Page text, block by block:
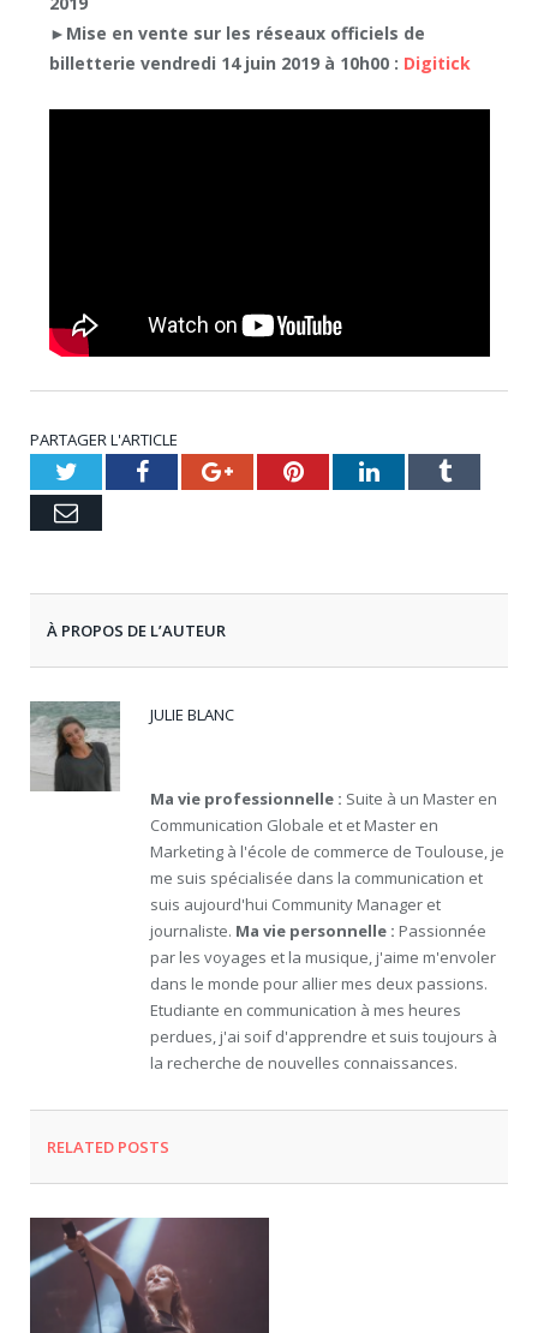
►Mise en vente sur les réseaux officiels de
billetterie vendredi 14 juin 2019 à 10h00 : Digitick
PARTAGER L'ARTICLE
TwitterFacebookGoogle+PinterestLinkedInTumblr
Email
À PROPOS DE L’AUTEUR
JULIE BLANC
Ma vie professionnelle : Suite à un Master en
Communication Globale et et Master en
Marketing à l'école de commerce de Toulouse, je
me suis spécialisée dans la communication et
suis aujourd'hui Community Manager et
journaliste. Ma vie personnelle : Passionnée
par les voyages et la musique, j'aime m'envoler
dans le monde pour allier mes deux passions.
Etudiante en communication à mes heures
perdues, j'ai soif d'apprendre et suis toujours à
la recherche de nouvelles connaissances.
RELATED POSTS